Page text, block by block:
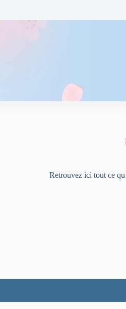
Retrouvez ici tout ce